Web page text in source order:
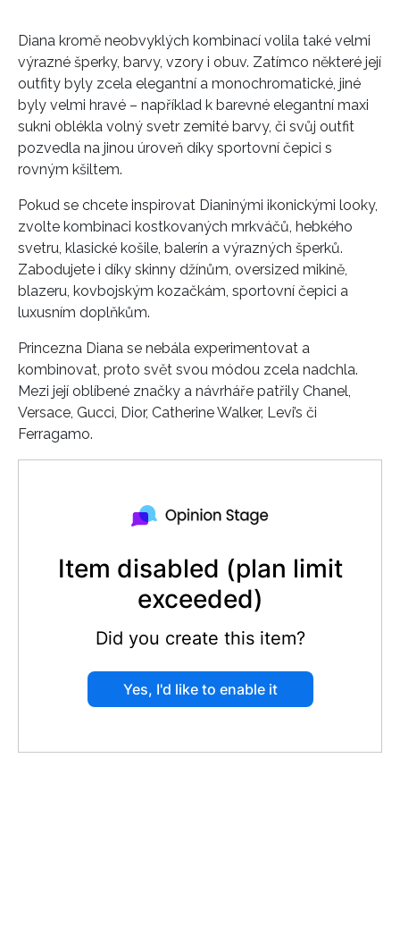
Diana kromě neobvyklých kombinací volila také velmi
výrazné šperky, barvy, vzory i obuv. Zatímco některé její
outfity byly zcela elegantní a monochromatické, jiné
byly velmi hravé – například k barevné elegantní maxi
sukni oblékla volný svetr zemité barvy, či svůj outfit
pozvedla na jinou úroveň díky sportovní čepici s
rovným kšiltem.
Pokud se chcete inspirovat Dianinými ikonickými looky,
zvolte kombinaci kostkovaných mrkváčů, hebkého
svetru, klasické košile, balerín a výrazných šperků.
Zabodujete i díky skinny džínům, oversized mikině,
blazeru, kovbojským kozačkám, sportovní čepici a
luxusním doplňkům.
Princezna Diana se nebála experimentovat a
kombinovat, proto svět svou módou zcela nadchla.
Mezi její oblíbené značky a návrháře patřily Chanel,
Versace, Gucci, Dior, Catherine Walker, Levi’s či
Ferragamo.